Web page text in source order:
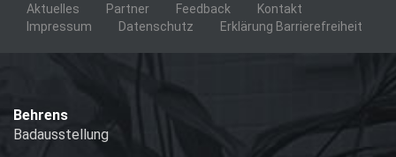
Aktuelles Partner Feedback
Kontakt
Impressum
Datenschutz Erklärung Barrierefreiheit
Behrens
Badausstellung